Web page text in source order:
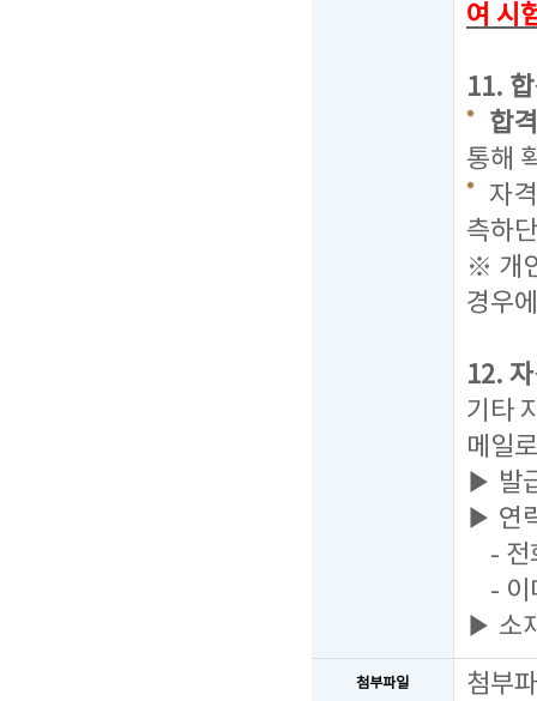
여 시
11.
합
통해
자
측하
※ 개
경우
12.
기타
메일
▶ 발
▶ 연
- 전
- 이
▶ 소
첨부파일 첨부